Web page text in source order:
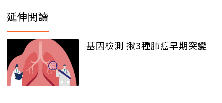
延伸閱讀
基因檢測 揪3種肺癌早期突變